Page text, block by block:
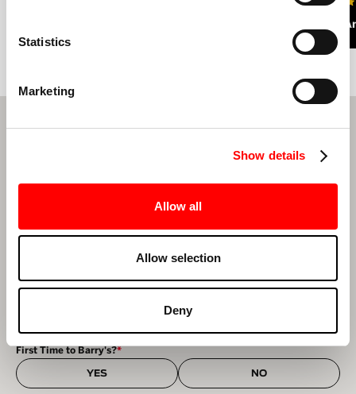
Statistics
Marketing
Show details
Allow all
Allow selection
Deny
Hajar
Last Name*
Din region*
First Time to Barry's?*
YES NO